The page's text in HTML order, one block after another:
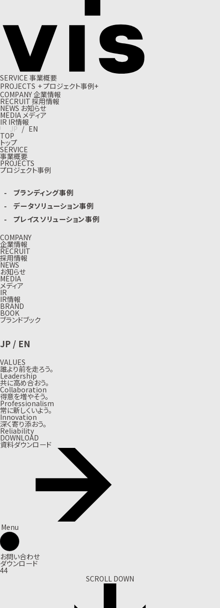
SERVICE 事業概要
PROJECTS +プロジェクト事例+
COMPANY企業情報
RECRUIT 採用情報
NEWS お知らせ
MEDIA メディア
IR IR情報
JP / EN
TOP
トップ
SERVICE
事業概要
PROJECTS
プロジェクト事例
ブランディング事例
データソリューション事例
プレイスソリューション事例
COMPANY
企業情報
RECRUIT
採用情報
NEWS
お知らせ
MEDIA
メディア
IR
IR情報
BRAND
BOOK
ブランドブック
JP / EN
VALUES
誰より前を走ろう。
Leadership
共に高め合おう。
Collaboration
得意を増やそう。
Professionalism
常に新しくいよう。
Innovation
深く寄り添おう。
Reliability
DOWNLOAD
資料ダウンロード
Menu
お問い合わせ
ダウンロード
44
SCROLL DOWN